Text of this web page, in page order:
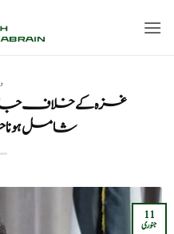
غزہ کے خلاف
شامل ہونا
11
جنوری